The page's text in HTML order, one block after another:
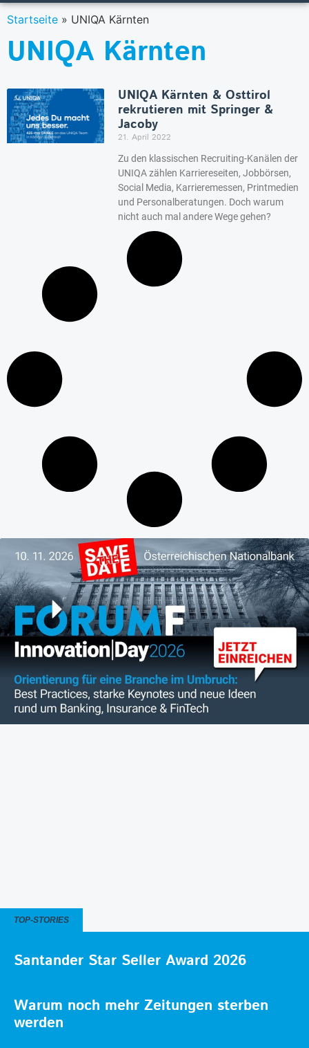
Startseite » UNIQA Kärnten
UNIQA Kärnten
UNIQA Kärnten & Osttirol
rekrutieren mit Springer &
Jacoby
21. April 2022
Zu den klassischen Recruiting-Kanälen der
UNIQA zählen Karriereseiten, Jobbörsen,
Social Media, Karrieremessen, Printmedien
und Personalberatungen. Doch warum
nicht auch mal andere Wege gehen?
TOP-STORIES
Santander Star Seller Award 2026
Warum noch mehr Zeitungen sterben
werden